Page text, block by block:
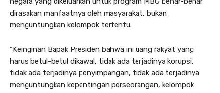
dirasakan manfaatnya oleh masyarakat, bukan
menguntungkan kelompok tertentu.
“Keinginan Bapak Presiden bahwa ini uang rakyat yang
harus betul-betul dikawal, tidak ada terjadinya korupsi,
tidak ada terjadinya penyimpangan, tidak ada terjadinya
menguntungkan kepentingan perseorangan, kelompok